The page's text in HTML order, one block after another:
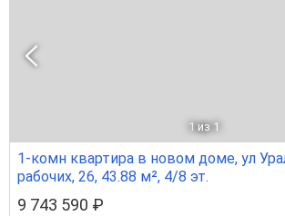
1 из 1
1-комн квартира в новом доме, ул
рабочих, 26, 43.88 м², 4/8 эт.
9 743 590 ₽